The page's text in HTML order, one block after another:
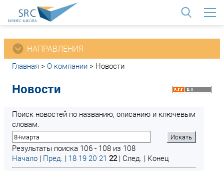
НАПРАВЛЕНИЯ
Главная > О компании > Новости
Новости
Поиск новостей по названию, описанию и ключевым
словам.
Результаты поиска 106 - 108 из 108
Начало | Пред. | 18 19 20 21 22| След. | Конец